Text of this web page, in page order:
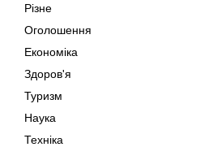
Різне
Оголошення
Економіка
Здоров'я
Туризм
Наука
Техніка